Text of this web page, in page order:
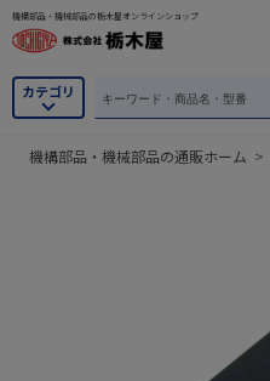
機構部品・機械部品の栃木屋オンラインショップ
カテゴリ
機構部品・機械部品の通販ホーム >